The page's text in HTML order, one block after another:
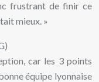
frustrant de finir ce
mieux. »
car les 3 points
équipe lyonnaise